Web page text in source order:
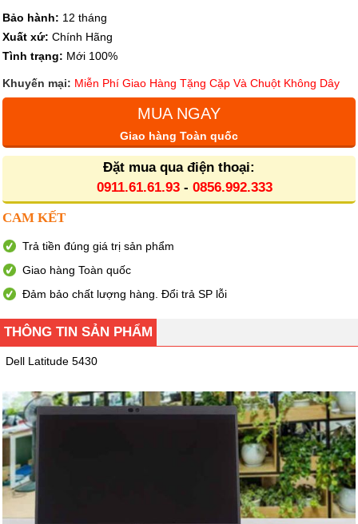
Bảo hành: 12 tháng
Xuất xứ: Chính Hãng
Tình trạng: Mới 100%
Khuyến mại: Miễn Phí Giao Hàng Tặng Cặp Và Chuột Không Dây
MUA NGAY
Giao hàng Toàn quốc
Đặt mua qua điện thoại:
0911.61.61.93- 0856.992.333
CAM KẾT
Trả tiền đúng giá trị sản phẩm
Giao hàng Toàn quốc
Đảm bảo chất lượng hàng. Đổi trả SP lỗi
THÔNG TIN SẢN PHẨM
Dell Latitude 5430